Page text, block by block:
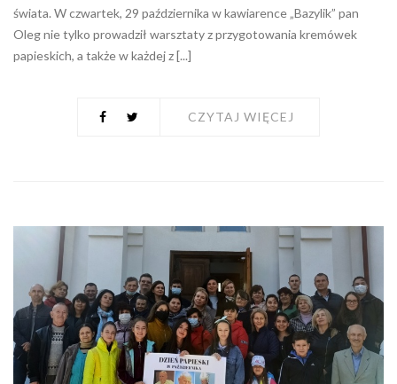
świata. W czwartek, 29 października w kawiarence „Bazylik” pan
Oleg nie tylko prowadził warsztaty z przygotowania kremówek
papieskich, a także w każdej z [...]
CZYTAJ WIĘCEJ